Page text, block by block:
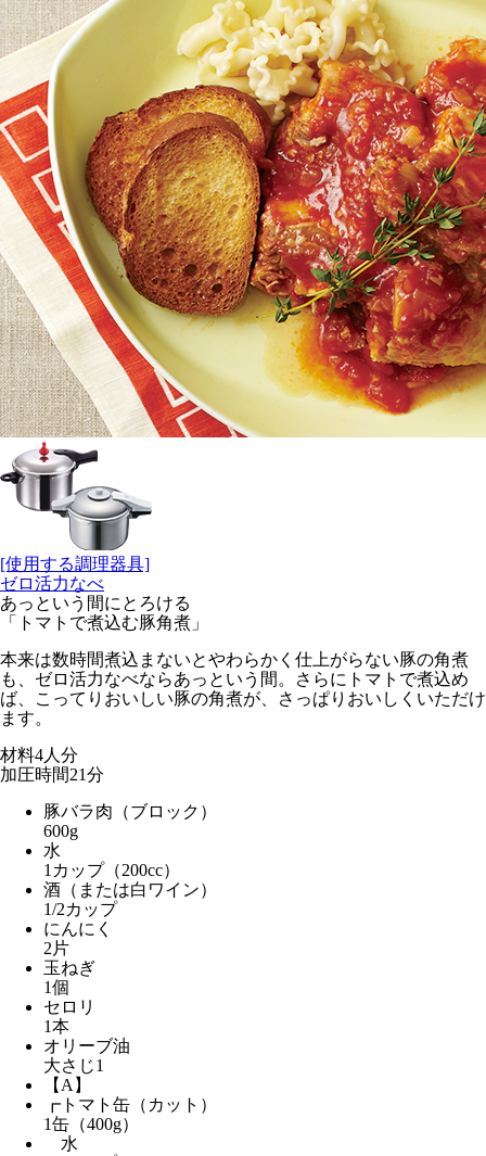
[使用する調理器具]
ゼロ活力なべ
あっという間にとろける
「トマトで煮込む豚角煮」
本来は数時間煮込まないとやわらかく仕上がらない豚の角煮
も、ゼロ活力なべならあっという間。さらにトマトで煮込め
ば、こってりおいしい豚の角煮が、さっぱりおいしくいただけ
ます。
材料4人分
加圧時間21分
豚バラ肉（ブロック）
600g
水
1カップ（200cc）
酒（または白ワイン）
1/2カップ
にんにく
2片
玉ねぎ
1個
セロリ
1本
オリーブ油
大さじ1
【A】
┏トマト缶（カット）
1缶（400g）
水